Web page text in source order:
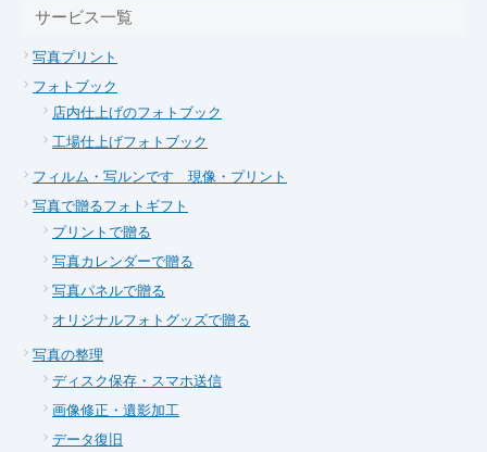
サービス一覧
写真プリント
フォトブック
店内仕上げのフォトブック
工場仕上げフォトブック
フィルム・写ルンです 現像・プリント
写真で贈るフォトギフト
プリントで贈る
写真カレンダーで贈る
写真パネルで贈る
オリジナルフォトグッズで贈る
写真の整理
ディスク保存・スマホ送信
画像修正・遺影加工
データ復旧